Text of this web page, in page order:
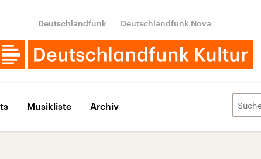
Deutschlandfunk Deutschlandfunk Nova
Musikliste Archiv